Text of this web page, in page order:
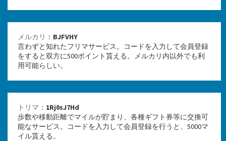
メルカリ ： BJFVHY
言わずと知れたフリマサービス。コードを入力して会員登録
をすると双方に500ポイント貰える。メルカリ内以外でも利
用可能らしい。
トリマ ： 1Rj0sJ7Hd
歩数や移動距離でマイルが貯まり、各種ギフト券等に交換可
能なサービス。コードを入力して会員登録を行うと、5000マ
イル貰える。